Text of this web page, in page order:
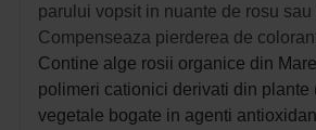
parului vopsit in nuante de rosu sau
Compenseaza pierderea de
Contine alge rosii organice din
polimeri cationici derivati din plante
vegetale bogate in agenti